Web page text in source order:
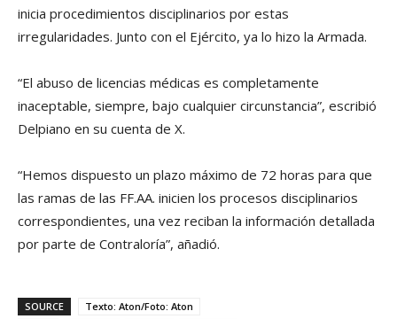
inicia procedimientos disciplinarios por estas
irregularidades. Junto con el Ejército, ya lo hizo la Armada.
“El abuso de licencias médicas es completamente
inaceptable, siempre, bajo cualquier circunstancia”, escribió
Delpiano en su cuenta de X.
“Hemos dispuesto un plazo máximo de 72 horas para que
las ramas de las FF.AA. inicien los procesos disciplinarios
correspondientes, una vez reciban la información detallada
por parte de Contraloría”, añadió.
SOURCE
Texto: Aton/Foto: Aton